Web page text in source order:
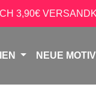
3,90€
NEUE